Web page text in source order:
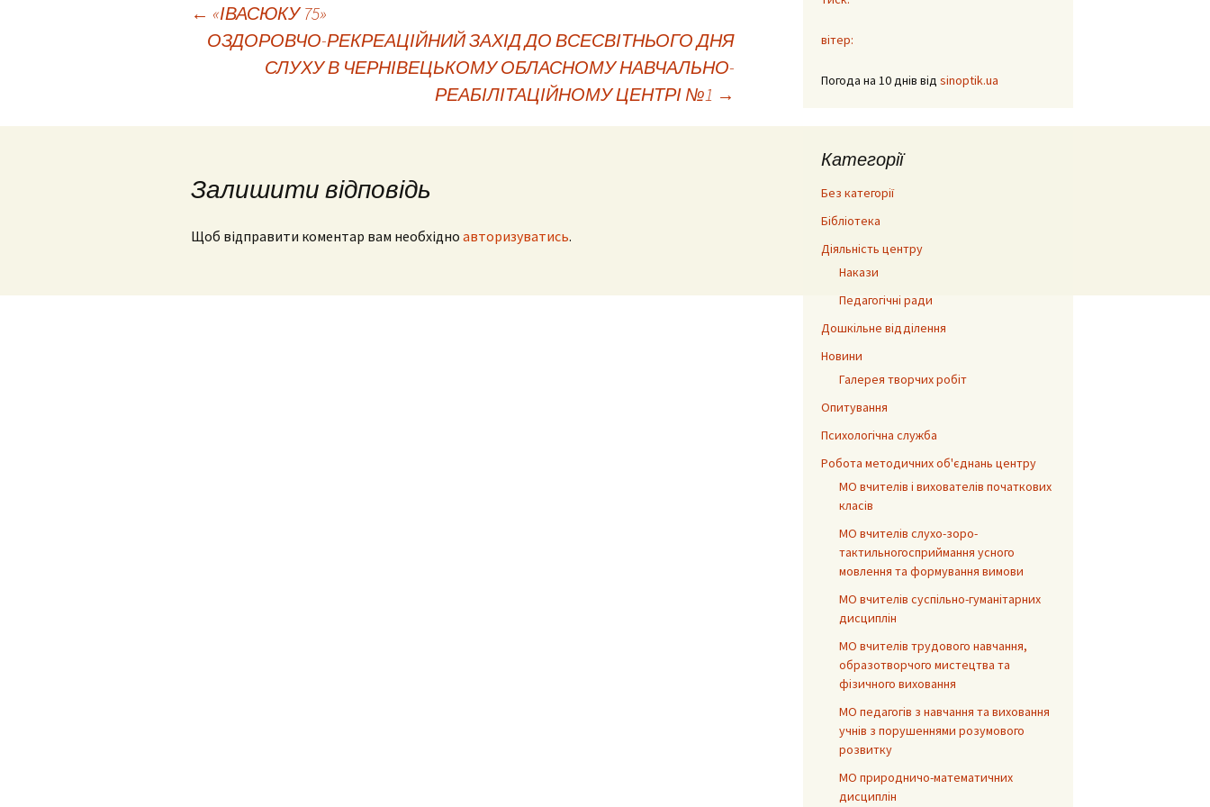
Навігація
запису
← «ІВАСЮКУ 75»
ОЗДОРОВЧО-РЕКРЕАЦІЙНИЙ ЗАХІД ДО ВСЕСВІТНЬОГО ДНЯ
СЛУХУ В ЧЕРНІВЕЦЬКОМУ ОБЛАСНОМУ НАВЧАЛЬНО-
РЕАБІЛІТАЦІЙНОМУ ЦЕНТРІ №1 →
Залишити відповідь
Щоб відправити коментар вам необхідно авторизуватись.
вітер:
Погода на 10 днів від sinoptik.ua
Категорії
Без категорії
Бібліотека
Діяльність центру
Накази
Педагогічні ради
Дошкільне відділення
Новини
Галерея творчих робіт
Опитування
Психологічна служба
Робота методичних об'єднань центру
МО вчителів і вихователів початкових
класів
МО вчителів слухо-зоро-
тактильногосприймання усного
мовлення та формування вимови
МО вчителів суспільно-гуманітарних
дисциплін
МО вчителів трудового навчання,
образотворчого мистецтва та
фізичного виховання
МО педагогів з навчання та виховання
учнів з порушеннями розумового
розвитку
МО природничо-математичних
дисциплін